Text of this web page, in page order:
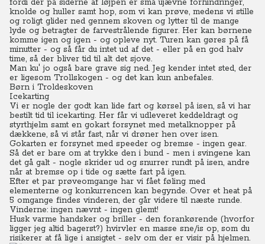
fordi der på siderne af løjpen er små ujævne forhindringer,
knolde og huller samt hop, som vi kan prøve, medens vi stille
og roligt glider ned gennem skoven og lytter til de mange
lyde og betragter de farvestrålende figurer. Her kan børnene
komme igen og igen - og opleve nyt. Turen kan gøres på få
minutter - og så får du intet ud af det - eller på en god halv
time, så der bliver tid til alt det sjove.
Man ku' jo også bare grave sig ned. Jeg kender intet sted, der
er ligesom Trollskogen - og det kan kun anbefales.
Børn i Troldeskoven
Icekarting
Vi er nogle der godt kan lide fart og kørsel på isen, så vi har
bestilt tid til icekarting. Her får vi udleveret keddeldragt og
styrthjelm samt en gokart forsynet med metalknopper på
dækkene, så vi står fast, når vi drøner hen over isen.
Gokarten er forsynet med speeder og bremse - ingen gear.
Så det er bare om at trykke den i bund - men i svingene kan
det gå galt - nogle skrider ud og snurrer rundt på isen, andre
når at bremse op i tide og sætte fart på igen.
Efter et par prøveomgange har vi fået føling med
elementerne og konkurrencen kan begynde. Over et heat på
5 omgange findes vinderen, der går videre til næste runde.
Vinderne: ingen nævnt - ingen glemt!
Husk varme handsker og briller - den forankørende (hvorfor
ligger jeg altid bagerst?) hvirvler en masse sne/is op, som du
risikerer at få lige i ansigtet - selv om der er visir på hjelmen.